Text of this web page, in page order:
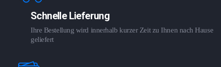
Schnelle Lieferung
Ihre Bestellung wird innerhalb kurzer Zeit zu Ihnen nach Hause
geliefert